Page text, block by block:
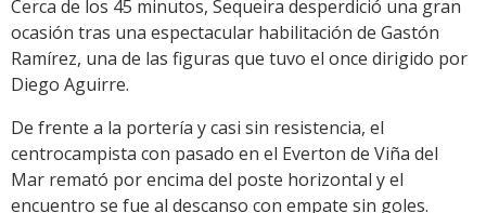
Cerca de los 45 minutos, Sequeira desperdició una gran
ocasión tras una espectacular habilitación de Gastón
Ramírez, una de las figuras que tuvo el once dirigido por
Diego Aguirre.
De frente a la portería y casi sin resistencia, el
centrocampista con pasado en el Everton de Viña del
Mar remató por encima del poste horizontal y el
encuentro se fue al descanso con empate sin goles.